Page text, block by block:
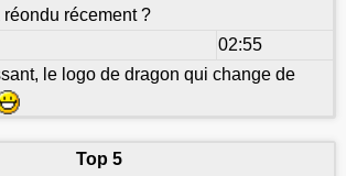
récement ?
02:55
le logo de dragon qui change de
Top 5